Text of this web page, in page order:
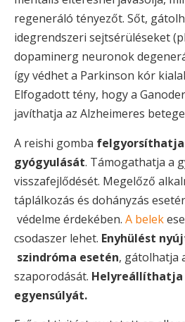
regeneráló tényezőt. Sőt,
idegrendszeri sejtsérüléseket
dopaminerg neuronok
így védhet a Parkinson kór
Elfogadott tény, hogy a
javíthatja az Alzheimeres
A reishi gomba
gyógyulását. Támogathatja a
visszafejlődését. Megelőző
táplálkozás és dohányzás
védelme érdekében. A belek
csodaszer lehet. Enyhülést
szindróma esetén, gátolhatja
szaporodását. Helyreállíthatja
egyensúlyát.